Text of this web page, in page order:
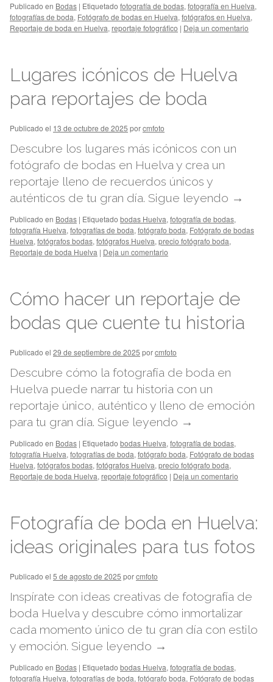
Publicado en Bodas | Etiquetado fotografía de bodas, fotografía en Huelva,
fotografías de boda, Fotógrafo de bodas en Huelva, fotógrafos en Huelva,
Reportaje de boda en Huelva, reportaje fotográfico | Deja un comentario
Lugares icónicos de Huelva
para reportajes de boda
Publicado el 13 de octubre de 2025 porcmfoto
Descubre los lugares más icónicos con un
fotógrafo de bodas en Huelva y crea un
reportaje lleno de recuerdos únicos y
auténticos de tu gran día. Sigue leyendo →
Publicado en Bodas | Etiquetado bodas Huelva, fotografía de bodas,
fotografía Huelva, fotografías de boda, fotógrafo boda, Fotógrafo de bodas
Huelva, fotógrafos bodas, fotógrafos Huelva, precio fotógrafo boda,
Reportaje de boda Huelva | Deja un comentario
Cómo hacer un reportaje de
bodas que cuente tu historia
Publicado el 29 de septiembre de 2025 porcmfoto
Descubre cómo la fotografía de boda en
Huelva puede narrar tu historia con un
reportaje único, auténtico y lleno de emoción
para tu gran día. Sigue leyendo →
Publicado en Bodas | Etiquetado bodas Huelva, fotografía de bodas,
fotografía Huelva, fotografías de boda, fotógrafo boda, Fotógrafo de bodas
Huelva, fotógrafos bodas, fotógrafos Huelva, precio fotógrafo boda,
Reportaje de boda Huelva, reportaje fotográfico | Deja un comentario
Fotografía de boda en Huelva:
ideas originales para tus fotos
Publicado el 5 de agosto de 2025 porcmfoto
Inspírate con ideas creativas de fotografía de
boda Huelva y descubre cómo inmortalizar
cada momento único de tu gran día con estilo
y emoción. Sigue leyendo →
Publicado en Bodas | Etiquetado bodas Huelva, fotografía de bodas,
fotografía Huelva, fotografías de boda, fotógrafo boda, Fotógrafo de bodas